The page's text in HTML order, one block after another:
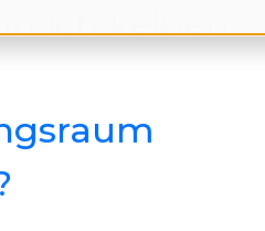
ich keinen